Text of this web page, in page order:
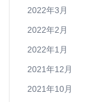
2022年3月
2022年2月
2022年1月
2021年12月
2021年10月